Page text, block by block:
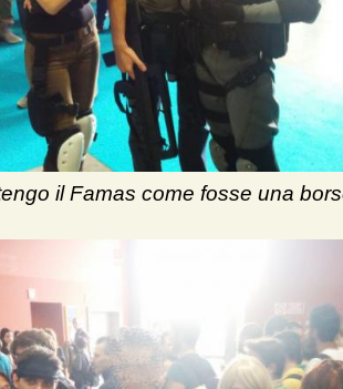
il Famas come fosse una